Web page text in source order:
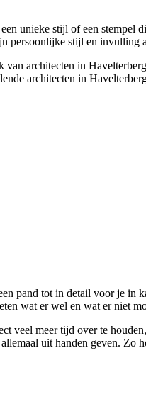
unieke stijl of een stempel
persoonlijke stijl en invulling
architecten in
architecten in
pand tot in detail voor je in
wat er wel en wat er niet
veel meer tijd over te
uit handen geven. Zo